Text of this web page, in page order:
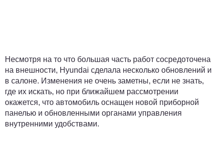
Несмотря на то что большая часть работ сосредоточена
на внешности, Hyundai сделала несколько обновлений и
в салоне. Изменения не очень заметны, если не знать,
где их искать, но при ближайшем рассмотрении
окажется, что автомобиль оснащен новой приборной
панелью и обновленными органами управления
внутренними удобствами.